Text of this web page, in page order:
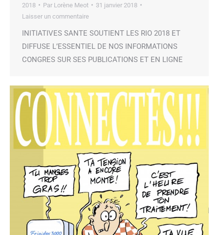
2018 Par Lorène Meot
31 janvier 2018
Laisser un commentaire
INITIATIVES SANTE SOUTIENT LES RIO 2018 ET
DIFFUSE L’ESSENTIEL DE NOS INFORMATIONS
CONGRES SUR SES PUBLICATIONS ET EN LIGNE